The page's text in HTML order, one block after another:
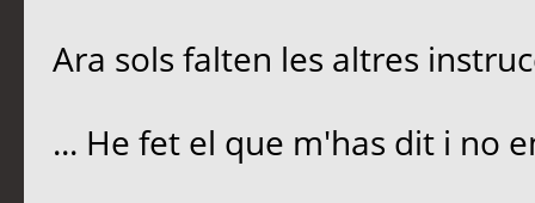
Ara sols falten les altres
... He fet el que m'has dit i no